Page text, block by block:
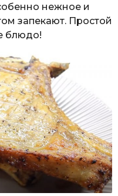
нежное и
запекают. Простой
блюдо!